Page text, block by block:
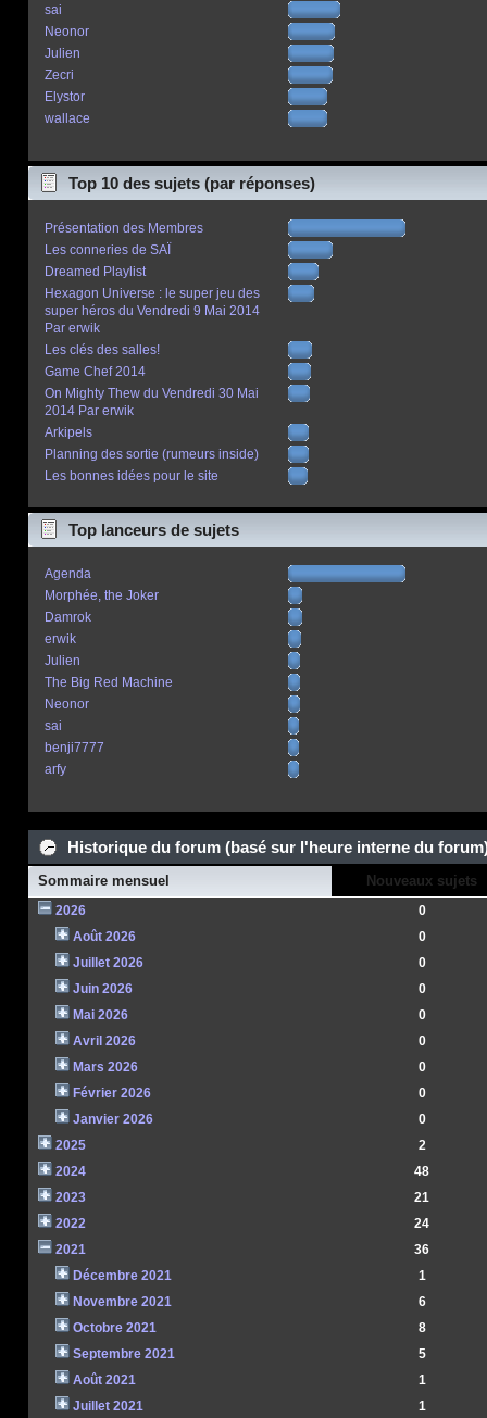
sai
Neonor
Julien
Zecri
Elystor
wallace
Top 10 des sujets (par réponses)
Présentation des Membres
Les conneries de SAÏ
Dreamed Playlist
Hexagon Universe : le super jeu des
super héros du Vendredi 9 Mai 2014
Par erwik
Les clés des salles!
Game Chef 2014
On Mighty Thew du Vendredi 30 Mai
2014 Par erwik
Arkipels
Planning des sortie (rumeurs inside)
Les bonnes idées pour le site
Top lanceurs de sujets
Agenda
Morphée, the Joker
Damrok
erwik
Julien
The Big Red Machine
Neonor
sai
benji7777
arfy
Historique du forum (basé sur l'heure interne du
Sommaire mensuel Nouveaux sujets
2026
0
Août 2026
0
Juillet 2026
0
Juin 2026
0
Mai 2026
0
Avril 2026
0
Mars 2026
0
Février 2026
0
Janvier 2026
0
2025
2
2024
48
2023
21
2022
24
2021
36
Décembre 2021
1
Novembre 2021
6
Octobre 2021
8
Septembre 2021
5
Août 2021
1
Juillet 2021
1